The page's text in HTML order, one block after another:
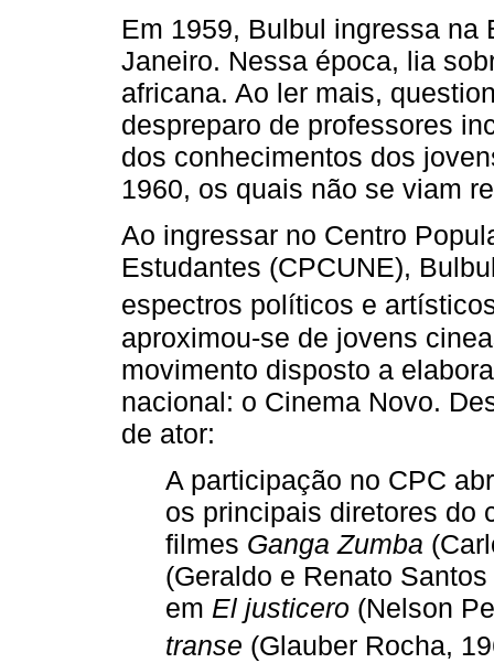
Em 1959, Bulbul ingressa na
Janeiro. Nessa época, lia
africana. Ao ler mais,
despreparo de professores
dos conhecimentos dos
1960, os quais não se viam
Ao ingressar no Centro
Estudantes (CPCUNE),
espectros políticos e
aproximou-se de jovens
movimento disposto a
nacional: o Cinema Novo.
de ator:
A participação no CPC
os principais diretores do
filmes Ganga Zumba
(Geraldo e Renato
em El justicero (Nelson
transe (Glauber Rocha,